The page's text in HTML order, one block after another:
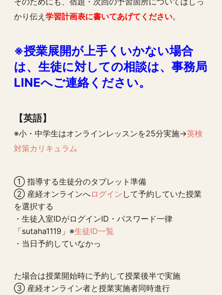
かり伝え 学習計画表に書いてあげてください。
※授業展開が上手くいかない場合
は、生徒に対しての相談は、事務局
LINEへご連絡ください。
【英語】
※小・中学生はオンラインレッスンを25分実施→英検
対策カリキュラム
① 指導する生徒分のタブレット準備
② 産経オンラインへログイン して予約していた授業
を選択する
・生徒入室IDがログインID・パスワード一律
「sutaha1119」※生徒ID一覧
・当日予約していなかっ
た場合は授業開始時に予約して授業後半で実施
③ 産経オンライン者と授業実施者同時進行